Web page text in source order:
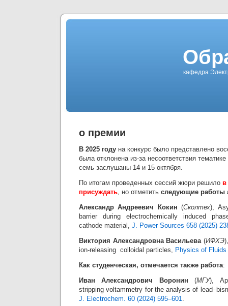
кафедра
о премии
В 2025 году на конкурс было представлено
была отклонена из-за несоответствия
семь заслушаны 14 и 15 октября.
По итогам проведенных сессий жюри решило в
присуждать, но отметить следующие работы
Александр Андреевич Кокин (Сколтех),
barrier during electrochemically induced
cathode material, J. Power Sources 658 (2025)
Виктория Александровна Васильева(ИФХЭ
ion-releasing colloidal particles, Physics of Fluids
Как студенческая, отмечается также работа:
Иван Александрович Воронин (МГУ),
stripping voltammetry for the analysis of
J. Electrochem. 60 (2024) 595–601.